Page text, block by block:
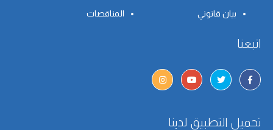
بيان قانوني
المناقصات
اتبعنا
تحميل التطبيق لدينا